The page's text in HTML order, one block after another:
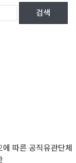
따른 공직유관단체